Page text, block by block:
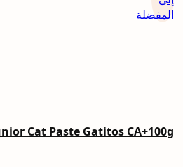
المفضلة
Cat Paste Gatitos CA+100g